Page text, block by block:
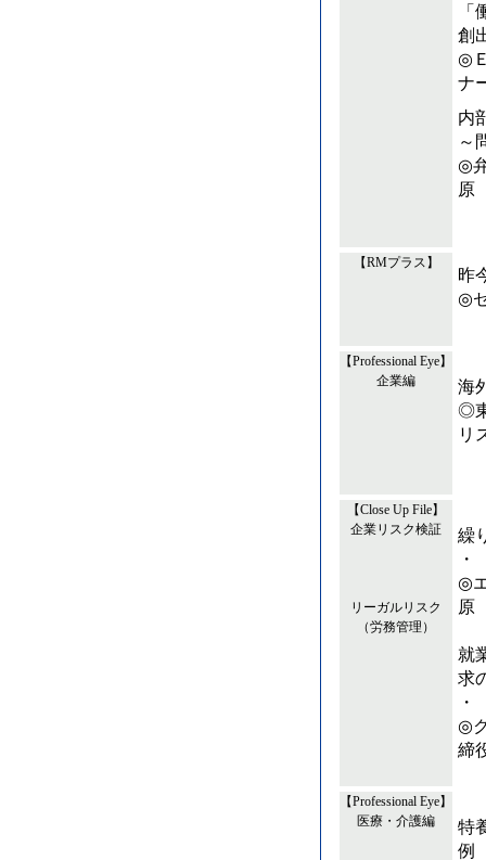
創
◎
ナ
内
～
◎
原
【RMプラス】
昨
◎
【Professional Eye】
企業編
海
◎
リ
【Close Up File】
企業リスク検証
リーガルリスク
（労務管理）
繰
◎
原
就
求
◎
締
【Professional Eye】
医療・介護編
特
例